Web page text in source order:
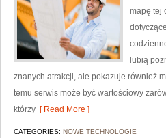
mapę tej
lubią
znanych atrakcji, ale pokazuje również
temu serwis może być wartościowy
którzy [ Read More ]
CATEGORIES: NOWE TECHNOLOGIE